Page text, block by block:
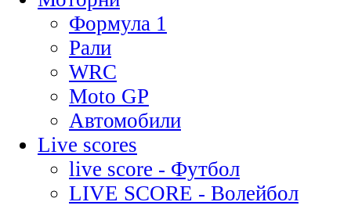
Формула 1
Рали
WRC
Moto GP
Автомобили
Live scores
live score - Футбол
LIVE SCORE - Волейбол